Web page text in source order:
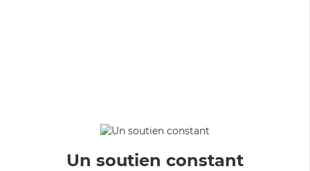
Un soutien constant